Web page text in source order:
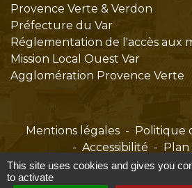
Provence Verte & Verdon
Préfecture du Var
Réglementation de l'accès aux
Mission Local Ouest Var
Agglomération Provence Verte
Mentions légales - Politique
- Accessibilité - Plan
Gestion des
This site uses cookies and gives you
to activate